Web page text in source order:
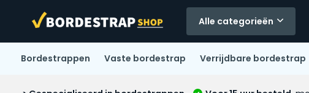
Alle categorieën
Bordestrappen Vaste bordestrap Verrijdbare bordestrap